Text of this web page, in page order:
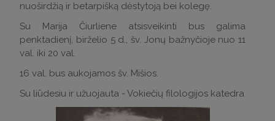
nuoširdžią ir betarpišką dėstytoją bei kolegę.
Su Marija Čiurliene atsisveikinti bus galima
penktadienį, birželio 5 d., šv. Jonų bažnyčioje nuo 11
val. iki 20 val.
16 val. bus aukojamos šv. Mišios.
Su liūdesiu ir užuojauta - Vokiečių filologijos katedra